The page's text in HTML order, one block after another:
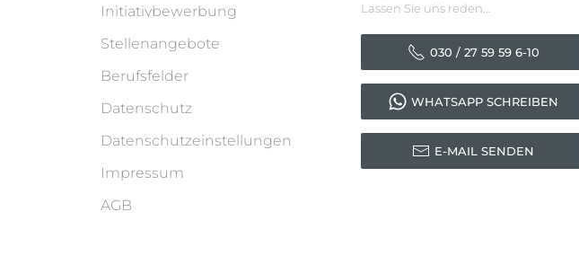
Initiativbewerbung
Stellenangebote
Berufsfelder
Datenschutz
Datenschutzeinstellungen
Impressum
AGB
Lassen Sie uns reden...
030 / 27 59 59 6-10
WHATSAPP SCHREIBEN
E-MAIL SENDEN